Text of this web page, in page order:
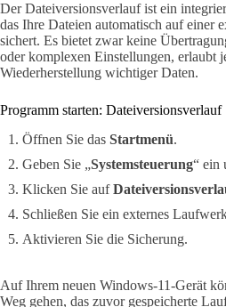
Der Dateiversionsverlauf ist ein
das Ihre Dateien automatisch auf einer
sichert. Es bietet zwar keine
oder komplexen Einstellungen, erlaubt
Wiederherstellung wichtiger Daten.
Programm starten: Dateiversionsverlauf
Öffnen Sie das Startmenü.
Geben Sie „Systemsteuerung“ ein
Klicken Sie auf
Schließen Sie ein externes
Aktivieren Sie die Sicherung.
Auf Ihrem neuen Windows-11-Gerät
Weg gehen, das zuvor gespeicherte